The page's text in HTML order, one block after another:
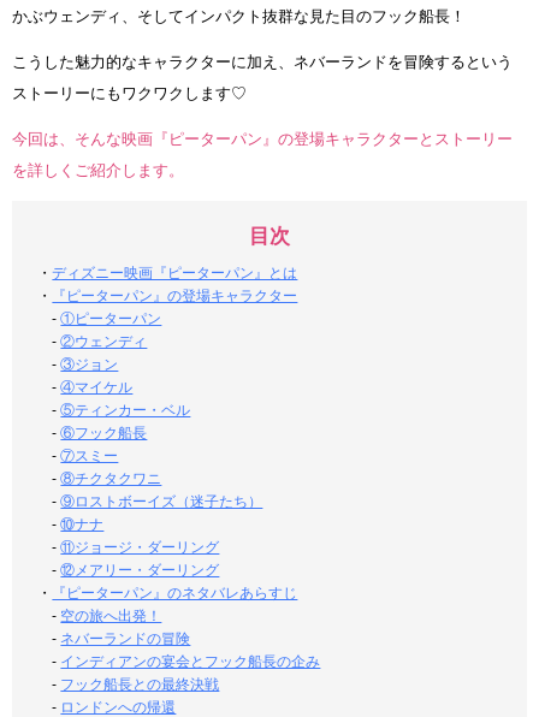
かぶウェンディ、そしてインパクト抜群な見た目のフック船長！
こうした魅力的なキャラクターに加え、ネバーランドを冒険するという
ストーリーにもワクワクします♡
今回は、そんな映画『ピーターパン』の登場キャラクターとストーリー
を詳しくご紹介します。
目次
・ディズニー映画『ピーターパン』とは
・
『ピーターパン』の登場キャラクター
-①ピーターパン
-②ウェンディ
-③ジョン
-④マイケル
-⑤ティンカー・ベル
-⑥フック船長
-⑦スミー
-⑧チクタクワニ
-⑨ロストボーイズ（迷子たち）
-⑩ナナ
-⑪ジョージ・ダーリング
-⑫メアリー・ダーリング
・
『ピーターパン』のネタバレあらすじ
- 空の旅へ出発！
- ネバーランドの冒険
- インディアンの宴会とフック船長の企み
- フック船長との最終決戦
- ロンドンへの帰還